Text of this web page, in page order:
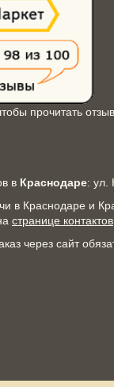
прочитать
в Краснодаре: ул.
в Краснодаре и
странице контактов
через сайт